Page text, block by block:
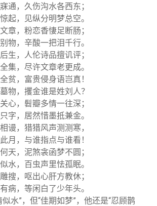
通，久伤沟水各西东；
起，见纵分明梦总空。
章，粉恋香悽足断肠；
物，辛酸一把泪千行。
生，人伦诗品擅讥评；
集，尽许文章老更成。
贫，富贵侵身语岂真！
物，攫金谁是姓刘人？
心，髫瓣多情一往深；
字，居然惜墨抵兼金。
谩，猎猎风声测测寒，
月，与谁指点与谁看！
天，泥煞衾函梦不圆；
水，百虫声里怯孤眠。
搜，呕出心肝方教休；
病，等闲白了少年头。
水”，但“佳期如梦”，他还是“忍顾鹊